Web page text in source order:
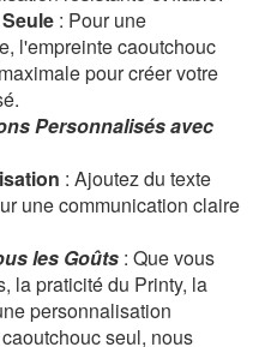
: Pour une
l'empreinte caoutchouc
pour créer votre
Personnalisés avec
: Ajoutez du texte
une communication claire
les Goûts : Que vous
la praticité du Printy, la
personnalisation
seul, nous